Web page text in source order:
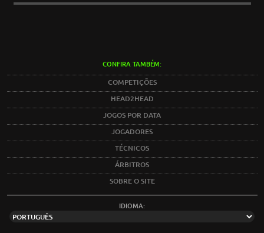
CONFIRA TAMBÉM:
COMPETIÇÕES
HEAD2HEAD
JOGOS POR DATA
JOGADORES
TÉCNICOS
ÁRBITROS
SOBRE O SITE
IDIOMA: